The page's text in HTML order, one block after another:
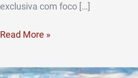
exclusiva com foco […]
Read More »
Mergulhe